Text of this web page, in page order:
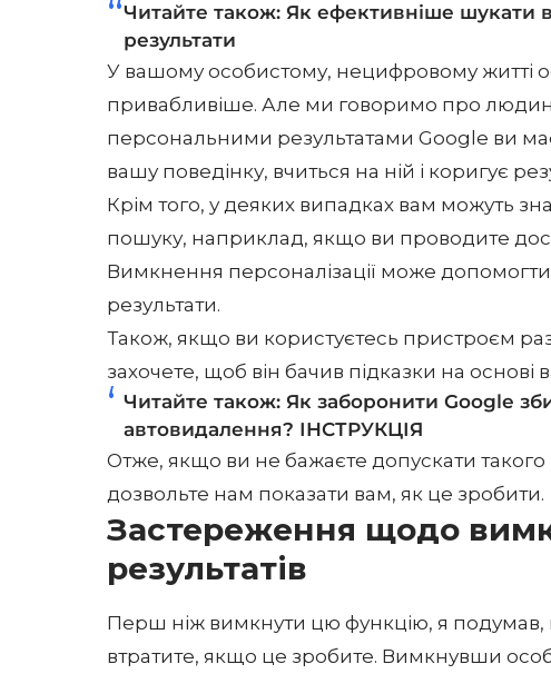
Читайте також:Як ефективніше шукати
результати
У вашому особистому, нецифровому житті
привабливіше. Але ми говоримо про
персональними результатами Google ви
вашу поведінку, вчиться на ній і коригує
Крім того, у деяких випадках вам можуть
пошуку, наприклад, якщо ви проводите
Вимкнення персоналізації може
результати.
Також, якщо ви користуєтесь пристроєм
захочете, щоб він бачив підказки на
Читайте також:Як заборонити Google
автовидалення? ІНСТРУКЦІЯ
Отже, якщо ви не бажаєте допускати
дозвольте нам показати вам, як це зробити.
Застереження щодо
результатів
Перш ніж вимкнути цю функцію, я подумав,
втратите, якщо це зробите. Вимкнувши